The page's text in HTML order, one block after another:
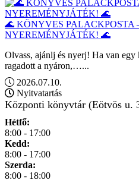
🌊 KÖNYVES PALACKPOSTA
NYEREMÉNYJÁTÉK! 🌊
Olvass, ajánlj és nyerj! Ha van egy
ragadott a nyáron,…...
2026.07.10.
Nyitvatartás
Központi könyvtár (Eötvös u.
Hétfő:
8:00 - 17:00
Kedd:
8:00 - 17:00
Szerda:
8:00 - 18:00